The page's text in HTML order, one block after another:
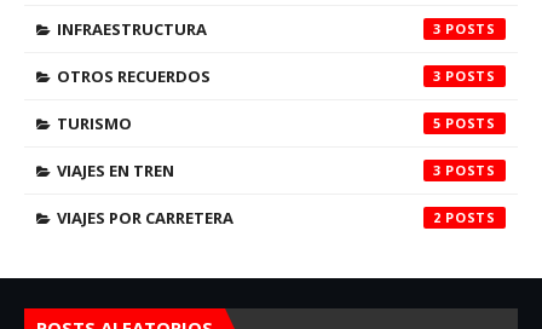
INFRAESTRUCTURA 3
OTROS RECUERDOS 3
TURISMO 5
VIAJES EN TREN 3
VIAJES POR CARRETERA 2